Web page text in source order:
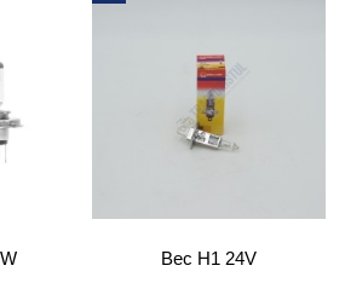
Bec H1 24V